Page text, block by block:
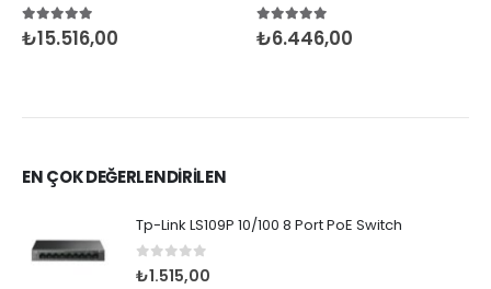
5.00 5 üzerinden
₺15.516,00 5.00 5 üzerinden
₺6.446,00
EN ÇOK DEĞERLENDİRİLEN
Tp-Link LS109P 10/100 8 Port PoE Switch
0 5 üzerinden
₺1.515,00